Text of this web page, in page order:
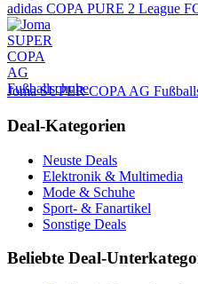
adidas COPA PURE 2 League
Joma SUPER COPA AG
Deal-Kategorien
Neuste Deals
Elektronik & Multimedia
Mode & Schuhe
Sport- & Fanartikel
Sonstige Deals
Beliebte Deal-